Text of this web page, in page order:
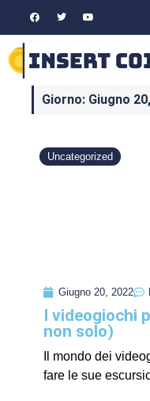
Giorno: Giugno
Uncategorized
Giugno 20, 2022
I videogiochi
non solo)
Il mondo dei
fare le sue